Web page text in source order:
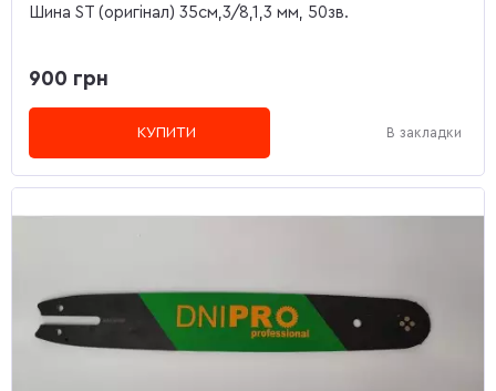
Шина ST (оригінал) 35см,3/8,1,3 мм, 50зв.
900 грн
КУПИТИ В закладки